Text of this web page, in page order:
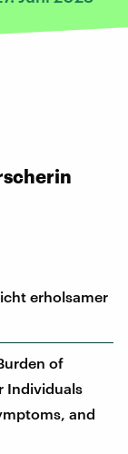
erholsamer
of
Individuals
and